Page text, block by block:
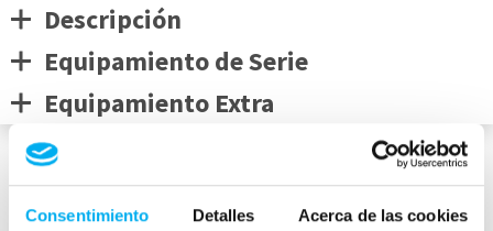
Consentimiento Detalles Acerca de las cookies
Descripción
Equipamiento de Serie
Equipamiento Extra
Medidas del vehículo